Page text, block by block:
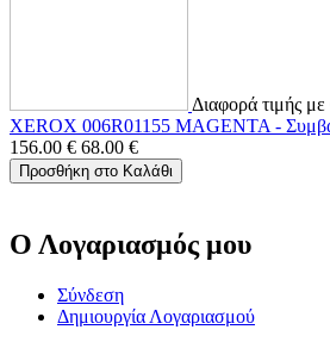
Διαφορά τιμής
XEROX 006R01155 MAGENTA -
156.00 € 68.00 €
Προσθήκη στο Καλάθι
Ο Λογαριασμός μου
Σύνδεση
Δημιουργία Λογαριασμού